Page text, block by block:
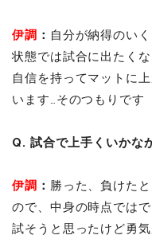
伊調 ： 自分が納得のい
状態では試合に出たく
自信を持ってマットに
います…そのつもりです
Q. 試合で上手くいかな
伊調 ： 勝った、負けた
ので、中身の時点では
試そうと思ったけど勇